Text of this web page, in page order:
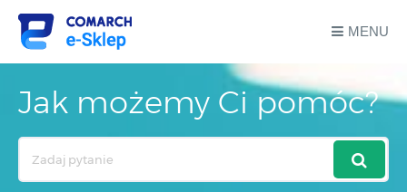
MENU
Jak możemy Ci pomóc?